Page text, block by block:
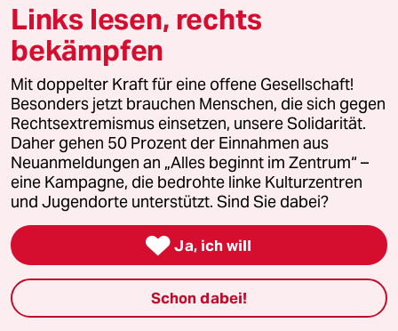
motorisierten ineffizienten Individualverkehr
seine Kosten auch voll bezahlen lassen.
Dann können die Leute bei Bosch ihre
Cleverness für Sinnvolleres einsetzen.
J J_CGN
08.08.2024 ,22:01 Uhr
"... die Straßen verstopft, die Menschen
gefährdet."
Nicht das Auto gefährdet die Menschen.
Es sind die Autofahrer.
Links lesen, rechts
bekämpfen
Mit doppelter Kraft für eine offene Gesellschaft!
Besonders jetzt brauchen Menschen, die sich gegen
Rechtsextremismus einsetzen, unsere Solidarität.
Daher gehen 50 Prozent der Einnahmen aus
Neuanmeldungen an „Alles beginnt im Zentrum“ –
eine Kampagne, die bedrohte linke Kulturzentren
und Jugendorte unterstützt. Sind Sie dabei?
 Ja, ich will
Schon dabei!